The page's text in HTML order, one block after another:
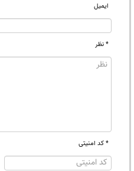
ایمیل
* نظر
* کد امنیتی